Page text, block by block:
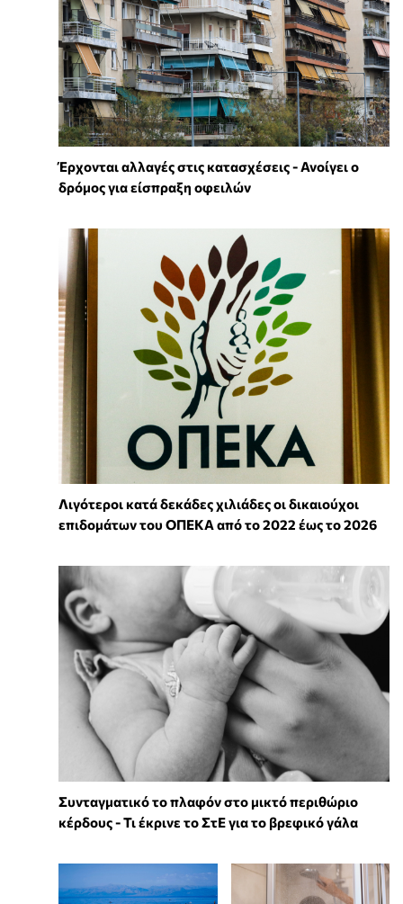
Έρχονται αλλαγές στις κατασχέσεις - Ανοίγει ο
δρόμος για είσπραξη οφειλών
Λιγότεροι κατά δεκάδες χιλιάδες οι δικαιούχοι
επιδομάτων του ΟΠΕΚΑ από το 2022 έως το 2026
Συνταγματικό το πλαφόν στο μικτό περιθώριο
κέρδους - Τι έκρινε το ΣτΕ για το βρεφικό γάλα